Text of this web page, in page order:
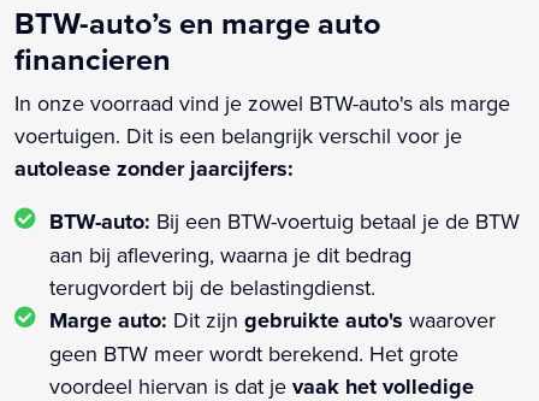
BTW-auto’s en marge auto
financieren
In onze voorraad vind je zowel BTW-auto's als marge
voertuigen. Dit is een belangrijk verschil voor je
autolease zonder jaarcijfers:
BTW-auto: Bij een BTW-voertuig betaal je de BTW
aan bij aflevering, waarna je dit bedrag
terugvordert bij de belastingdienst.
Marge auto: Dit zijn gebruikte auto's waarover
geen BTW meer wordt berekend. Het grote
voordeel hiervan is dat je vaak het volledige